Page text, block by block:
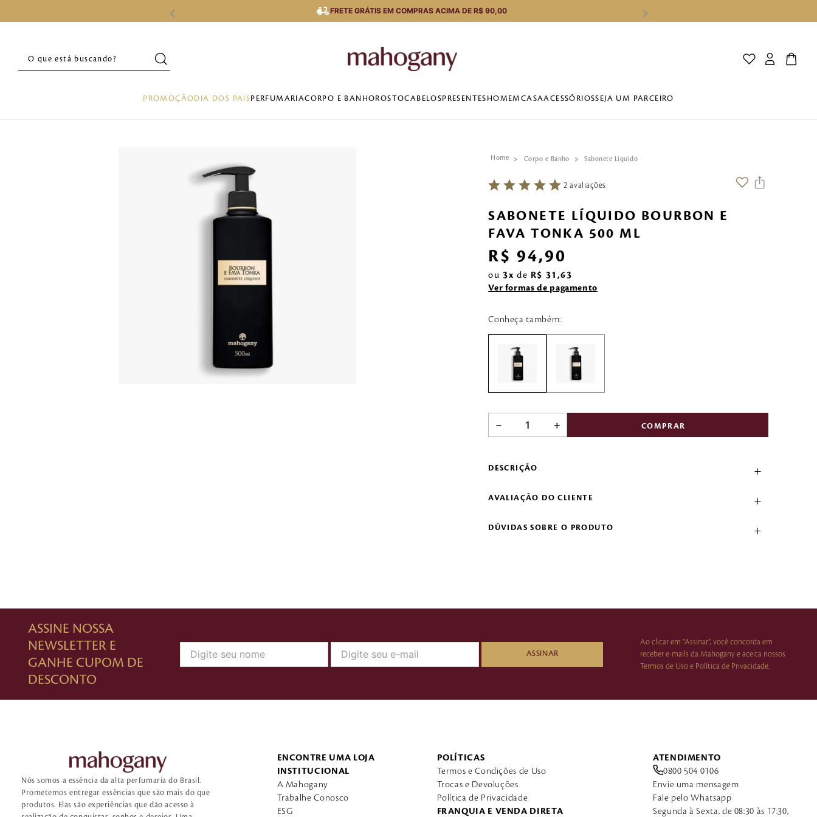
FRETE GRÁTIS EM COMPRAS ACIMA DE R$ 90,00
O que está buscando?
PROMOÇÃODIA DOS PAIS PERFUMARIACORPO E BANHOROSTOCABELOS PRESENTES HOMEM CASAACESSÓRIOSSEJA UM PARCEIRO
Corpo e Banho Sabonete Líquido
2 avaliações
SABONETE LÍQUIDO BOURBON E
FAVA TONKA 500 ML
R$ 94,90
ou3 de R$ 31 ,63
Ver formas de pagamento
Conheça também:
＋
－ COMPRAR
DESCRIÇÃO
AVALIAÇÃO DO CLIENTE
DÚVIDAS SOBRE O PRODUTO
ASSINE NOSSA
NEWSLETTER E
GANHE CUPOM DE
DESCONTO
ASSINAR
Ao clicar em “Assinar”, você concorda em
receber e-mails da Mahogany e aceita nossos
Termos de Uso e Política de Privacidade.
Nós somos a essência da alta perfumaria do Brasil.
Prometemos entregar essências que são mais do que
produtos. Elas são experiências que dão acesso à
ENCONTRE UMA LOJA
INSTITUCIONAL
A Mahogany
Trabalhe Conosco
ESG
POLÍTICAS
Termos e Condições de Uso
Trocas e Devoluções
Política de Privacidade
FRANQUIA E VENDA DIRETA
ATENDIMENTO
0800 504 0106
Envie uma mensagem
Fale pelo Whatsapp
Segunda à Sexta, de 08:30 às 17:30,